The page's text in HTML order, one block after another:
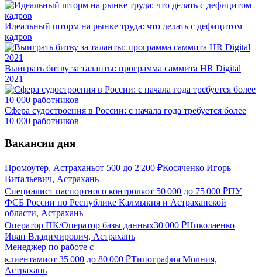
Идеальный шторм на рынке труда: что делать с дефицитом
кадров
Выиграть битву за таланты: программа саммита HR Digital
2021
Сфера судостроения в России: с начала года требуется более
10 000 работников
Вакансии дня
Промоутер, Астраханьот 500 до 2 200 ₽Косяченко Игорь
Витальевич, Астрахань
Специалист паспортного контроляот 50 000 до 75 000 ₽ПУ
ФСБ России по Республике Калмыкия и Астраханской
области, Астрахань
Оператор ПК/Оператор базы данных30 000 ₽Николаенко
Иван Владимирович, Астрахань
Менеджер по работе с
клиентамиот 35 000 до 80 000 ₽Типография Молния,
Астрахань